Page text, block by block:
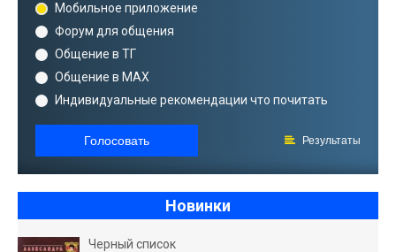
Мобильное приложение
Форум для общения
Общение в ТГ
Общение в MAX
Индивидуальные рекомендации что почитать
Голосовать Результаты
Новинки
Черный список